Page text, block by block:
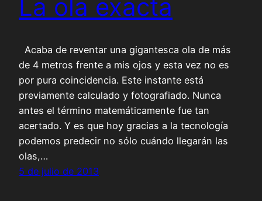
La ola exacta
Acaba de reventar una gigantesca ola de más
de 4 metros frente a mis ojos y esta vez no es
por pura coincidencia. Este instante está
previamente calculado y fotografiado. Nunca
antes el término matemáticamente fue tan
acertado. Y es que hoy gracias a la tecnología
podemos predecir no sólo cuándo llegarán las
olas,…
5 de julio de 2013